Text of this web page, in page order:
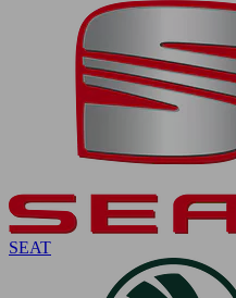
SEAT